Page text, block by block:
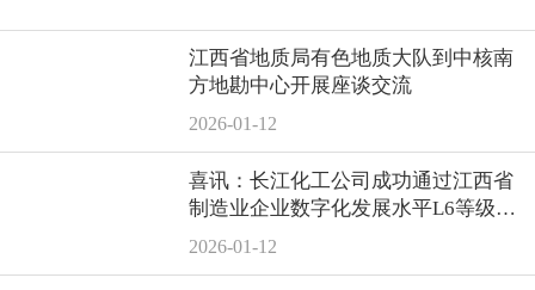
江西省地质局有色地质大队到中核南
方地勘中心开展座谈交流
2026-01-12
喜讯：长江化工公司成功通过江西省
制造业企业数字化发展水平L6等级现
场认定！
2026-01-12